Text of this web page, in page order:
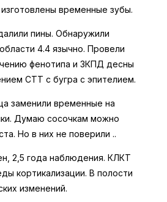
временные зубы.
пины. Обнаружили
4.4 язычно. Провели
фенотипа и ЗКПД десны
СТТ с бугра с эпителием.
заменили временные на
Думаю сосочкам можно
Но в них не поверили ..
2,5 года наблюдения. КЛКТ
кортикализации. В полости
изменений.